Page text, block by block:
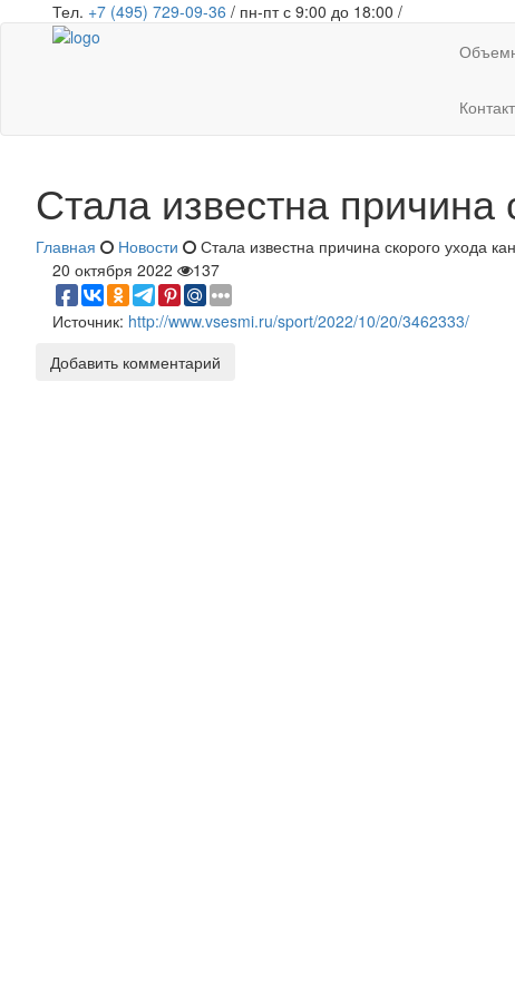
Тел. +7 (495) 729-09-36 / пн-пт с 9:00 до 18:00 /
Стала известна причина
Главная Новости
Стала известна причина скорого ухода
20 октября 2022
137
Источник: http://www.vsesmi.ru/sport/2022/10/20/3462333/
Добавить комментарий